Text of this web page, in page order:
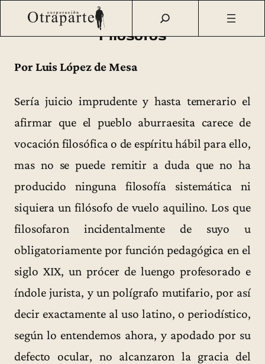
Saltar
Otraparte.org/Fernando González/
Filósofos
Por Luis López de Mesa
Sería juicio imprudente y hasta temerario el
afirmar que el pueblo aburraesita carece de
vocación filosófica o de espíritu hábil para ello,
mas no se puede remitir a duda que no ha
producido ninguna filosofía sistemática ni
siquiera un filósofo de vuelo aquilino. Los que
filosofaron incidentalmente de suyo u
obligatoriamente por función pedagógica en el
siglo XIX, un prócer de luengo profesorado e
índole jurista, y un polígrafo mutifario, por así
decir exactamente al uso latino, o periodístico,
según lo entendemos ahora, y apodado por su
defecto ocular, no alcanzaron la gracia del